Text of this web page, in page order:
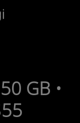
GB •